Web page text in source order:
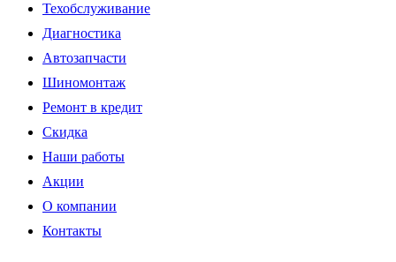
Техобслуживание
Диагностика
Автозапчасти
Шиномонтаж
Ремонт в кредит
Скидка
Наши работы
Акции
О компании
Контакты